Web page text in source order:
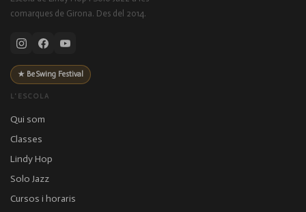
comarques de Girona. Des del 2014.
★ BeSwing Festival
L'ESCOLA
Qui som
Classes
Lindy Hop
Solo Jazz
Cursos i horaris